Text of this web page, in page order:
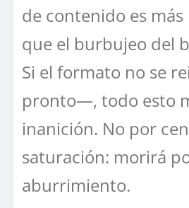
de contenido es
que el burbujeo del
Si el formato no se
pronto—, todo esto
inanición. No por
saturación: morirá
aburrimiento.